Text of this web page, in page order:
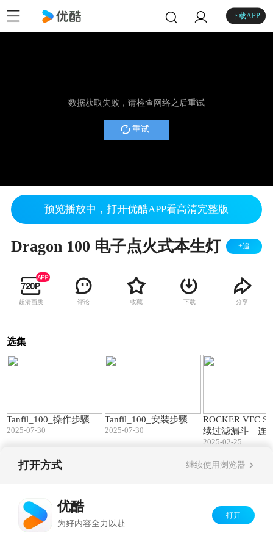
下载APP
数据获取失败，请检查网络之后重试
重试
预览播放中，打开优酷APP看高清完整版
Dragon 100 电子点火式本生灯 +追
超清画质 评论 收藏 下载 分享
选集
Tanfil_100_操作步驟
2025-07-30
Tanfil_100_安裝步驟
2025-07-30
ROCKER VFC
续过滤漏斗｜连
滤，省时省力
2025-02-25
打开方式 继续使用浏览器
优酷
为好内容全力以赴
打开